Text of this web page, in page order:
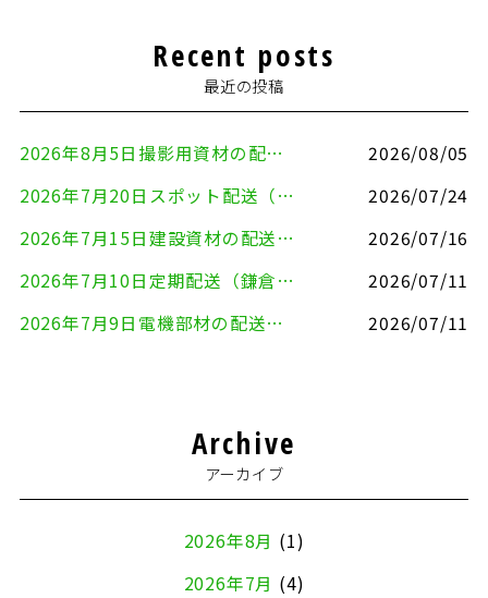
Recent posts
最近の投稿
2026年8月5日撮影用資材の配送（鎌倉市⇒港区）
2026/08/05
2026年7月20日スポット配送（横浜市金沢区⇒愛知県豊川市）
2026/07/24
2026年7月15日建設資材の配送（横浜市金沢区⇒横須賀市）
2026/07/16
2026年7月10日定期配送（鎌倉市⇔大田区）
2026/07/11
2026年7月9日電機部材の配送（横浜市戸塚区⇒品川区）
2026/07/11
Archive
アーカイブ
2026年8月 (1)
2026年7月 (4)